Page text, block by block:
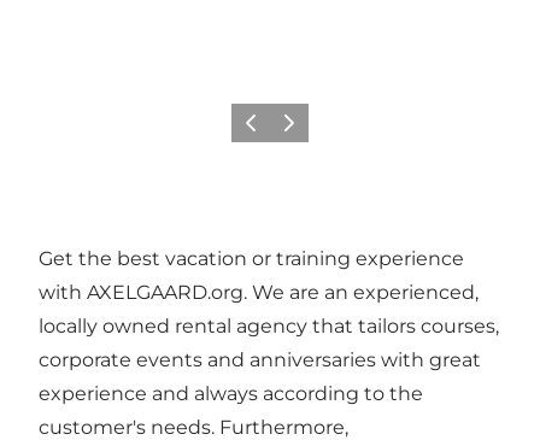
Precedente
Avanti
Get the best vacation or training experience
with AXELGAARD.org. We are an experienced,
locally owned rental agency that tailors courses,
corporate events and anniversaries with great
experience and always according to the
customer's needs. Furthermore,